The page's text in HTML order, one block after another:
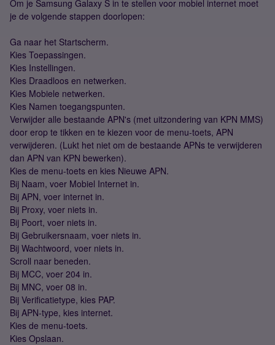
Om je Samsung Galaxy S in te stellen voor mobiel internet moet
je de volgende stappen doorlopen:
Ga naar het Startscherm.
Kies Toepassingen.
Kies Instellingen.
Kies Draadloos en netwerken.
Kies Mobiele netwerken.
Kies Namen toegangspunten.
Verwijder alle bestaande APN's (met uitzondering van KPN MMS)
door erop te tikken en te kiezen voor de menu-toets, APN
verwijderen. (Lukt het niet om de bestaande APNs te verwijderen
dan APN van KPN bewerken).
Kies de menu-toets en kies Nieuwe APN.
Bij Naam, voer Mobiel Internet in.
Bij APN, voer internet in.
Bij Proxy, voer niets in.
Bij Poort, voer niets in.
Bij Gebruikersnaam, voer niets in.
Bij Wachtwoord, voer niets in.
Scroll naar beneden.
Bij MCC, voer 204 in.
Bij MNC, voer 08 in.
Bij Verificatietype, kies PAP.
Bij APN-type, kies internet.
Kies de menu-toets.
Kies Opslaan.